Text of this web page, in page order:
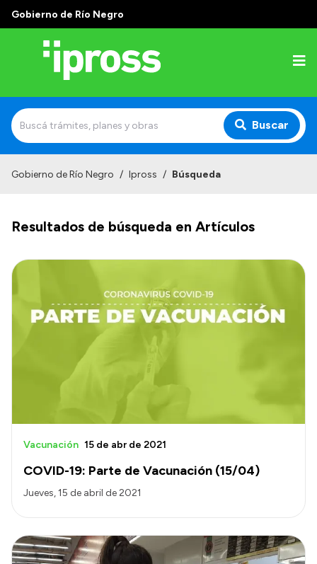
Gobierno de Río Negro
Buscar
¿Qué es IPROSS?
Autoridades
Consultorios Propios
Presentación CV
Transparencia
Licitaciones
Gobierno de Río Negro / Ipross / Búsqueda
Resultados de búsqueda en Artículos
COVID-19: Parte de Vacunación (15/04)
Vacunación 15 de abr de 2021
Jueves, 15 de abril de 2021